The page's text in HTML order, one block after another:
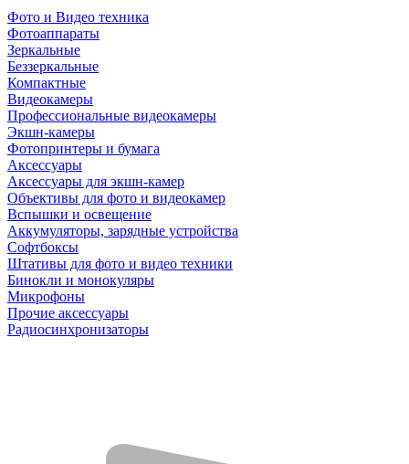
Фото и Видео техника
Фотоаппараты
Зеркальные
Беззеркальные
Компактные
Видеокамеры
Профессиональные видеокамеры
Экшн-камеры
Фотопринтеры и бумага
Аксессуары
Аксессуары для экшн-камер
Объективы для фото и видеокамер
Вспышки и освещение
Аккумуляторы, зарядные устройства
Софтбоксы
Штативы для фото и видео техники
Бинокли и монокуляры
Микрофоны
Прочие аксессуары
Радиосинхронизаторы